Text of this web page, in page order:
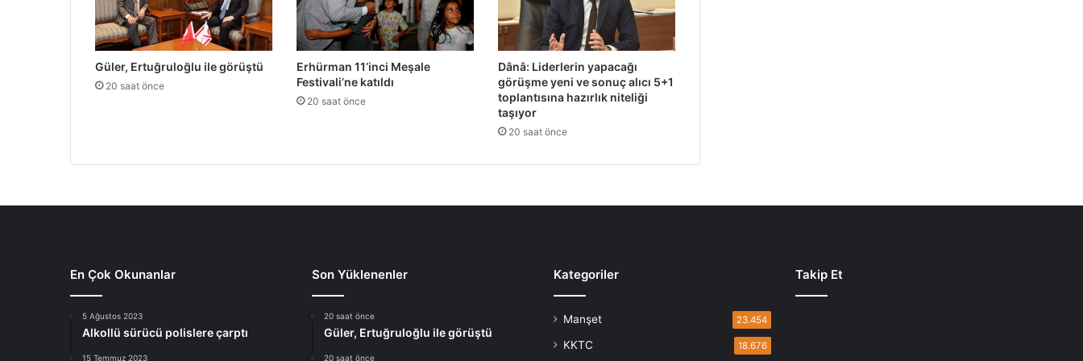
s
ı
i
h
e
l
e
i
ü
t
Güler, Ertuğruloğlu ile görüştü
20 saat önce
Erhürman 11’inci Meşale
Festivali’ne katıldı
20 saat önce
Dânâ: Liderlerin yapacağı
görüşme yeni ve sonuç alıcı 5+1
toplantısına hazırlık niteliği
taşıyor
20 saat önce
En Çok Okunanlar
5 Ağustos 2023
Alkollü sürücü polislere çarptı
15 Temmuz 2023
Son Yüklenenler
20 saat önce
Güler, Ertuğruloğlu ile görüştü
20 saat önce
Kategoriler
Manşet 23.454
KKTC 18.676
Takip Et